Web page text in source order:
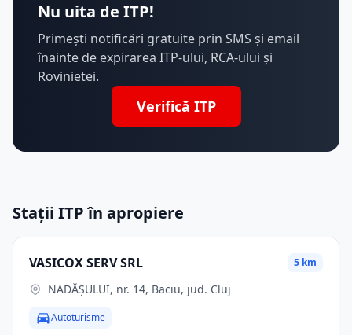
Nu uita de ITP!
Primești notificări gratuite prin SMS și email
înainte de expirarea ITP-ului, RCA-ului și
Rovinietei.
Verifică ITP
Stații ITP în apropiere
VASICOX SERV SRL 5 km
NADĂȘULUI, nr. 14, Baciu, jud. Cluj
Autoturisme